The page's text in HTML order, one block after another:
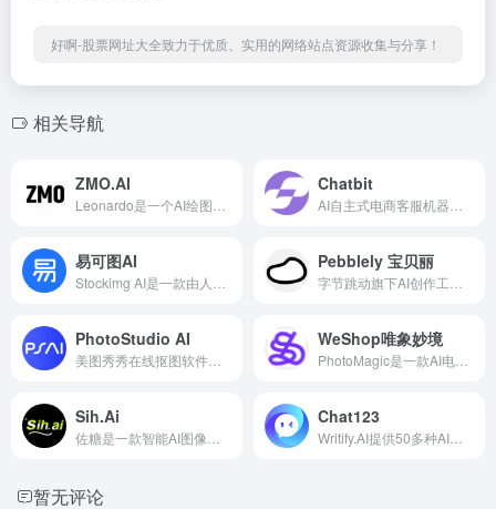
好啊-股票网址大全致力于优质、实用的网络站点资源收集与分享！
相关导航
ZMO.AI Chatbit
易可图AI Pebblely 宝贝丽
PhotoStudio AI WeShop唯象妙境
Sih.Ai Chat123
暂无评论